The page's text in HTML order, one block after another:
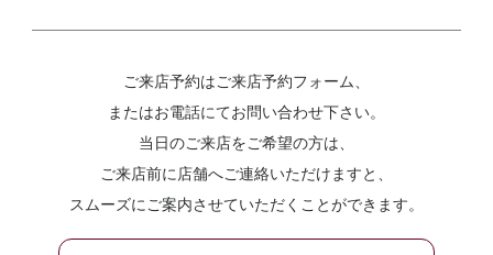
ご来店予約はご来店予約フォーム、
またはお電話にてお問い合わせ下さい。
当日のご来店をご希望の方は、
ご来店前に店舗へご連絡いただけますと、
スムーズにご案内させていただくことができます。